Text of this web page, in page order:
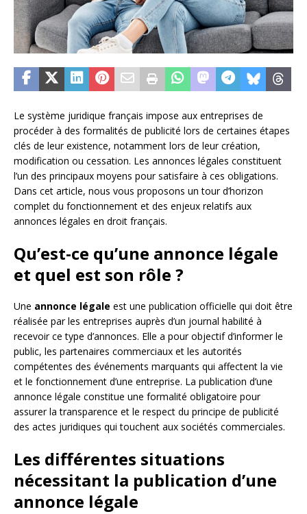
Le système juridique français impose aux entreprises de
procéder à des formalités de publicité lors de certaines étapes
clés de leur existence, notamment lors de leur création,
modification ou cessation. Les annonces légales constituent
l’un des principaux moyens pour satisfaire à ces obligations.
Dans cet article, nous vous proposons un tour d’horizon
complet du fonctionnement et des enjeux relatifs aux
annonces légales en droit français.
Qu’est-ce qu’une annonce légale
et quel est son rôle ?
Une annonce légale est une publication officielle qui doit être
réalisée par les entreprises auprès d’un journal habilité à
recevoir ce type d’annonces. Elle a pour objectif d’informer le
public, les partenaires commerciaux et les autorités
compétentes des événements marquants qui affectent la vie
et le fonctionnement d’une entreprise. La publication d’une
annonce légale constitue une formalité obligatoire pour
assurer la transparence et le respect du principe de publicité
des actes juridiques qui touchent aux sociétés commerciales.
Les différentes situations
nécessitant la publication d’une
annonce légale